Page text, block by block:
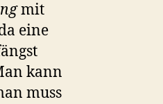
mit
eine
kann
muss